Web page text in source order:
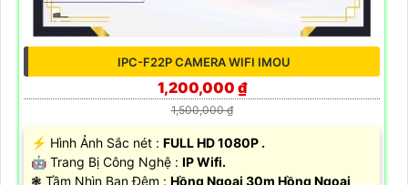
IPC-F22P CAMERA WIFI IMOU
1,200,000 ₫
1,500,000 ₫
️⚡ Hình Ảnh Sắc nét : FULL HD 1080P .
🤖️ Trang Bị Công Nghệ : IP Wifi.
❃ Tầm Nhìn Ban Đêm : Hồng Ngoại 30m Hồng Ngoại